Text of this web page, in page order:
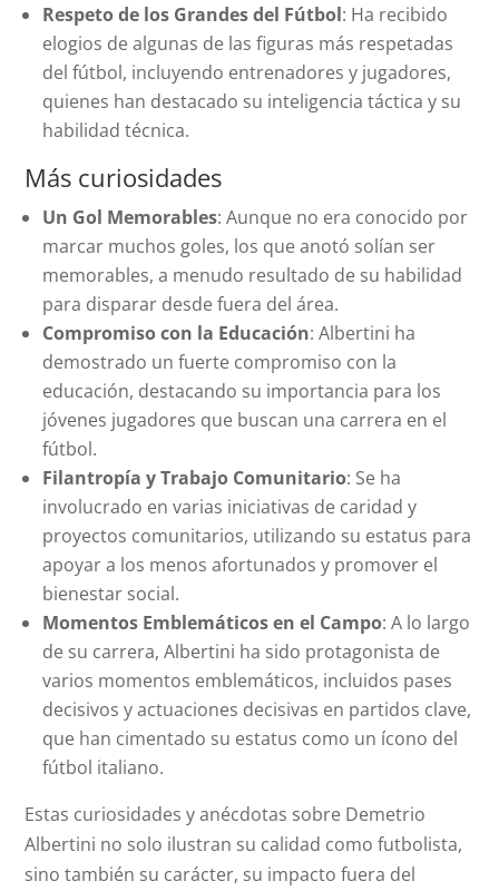
Respeto de los Grandes del Fútbol: Ha recibido
elogios de algunas de las figuras más respetadas
del fútbol, incluyendo entrenadores y jugadores,
quienes han destacado su inteligencia táctica y su
habilidad técnica.
Más curiosidades
Un Gol Memorables: Aunque no era conocido por
marcar muchos goles, los que anotó solían ser
memorables, a menudo resultado de su habilidad
para disparar desde fuera del área.
Compromiso con la Educación: Albertini ha
demostrado un fuerte compromiso con la
educación, destacando su importancia para los
jóvenes jugadores que buscan una carrera en el
fútbol.
Filantropía y Trabajo Comunitario: Se ha
involucrado en varias iniciativas de caridad y
proyectos comunitarios, utilizando su estatus para
apoyar a los menos afortunados y promover el
bienestar social.
Momentos Emblemáticos en el Campo: A lo largo
de su carrera, Albertini ha sido protagonista de
varios momentos emblemáticos, incluidos pases
decisivos y actuaciones decisivas en partidos clave,
que han cimentado su estatus como un ícono del
fútbol italiano.
Estas curiosidades y anécdotas sobre Demetrio
Albertini no solo ilustran su calidad como futbolista,
sino también su carácter, su impacto fuera del